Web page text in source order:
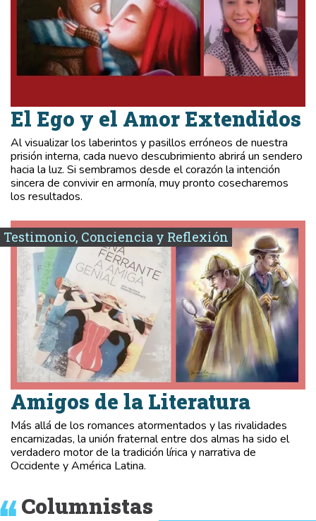
El Ego y el Amor Extendidos
Al visualizar los laberintos y pasillos erróneos de nuestra
prisión interna, cada nuevo descubrimiento abrirá un sendero
hacia la luz. Si sembramos desde el corazón la intención
sincera de convivir en armonía, muy pronto cosecharemos
los resultados.
Testimonio, Conciencia y Reflexión
Amigos de la Literatura
Más allá de los romances atormentados y las rivalidades
encarnizadas, la unión fraternal entre dos almas ha sido el
verdadero motor de la tradición lírica y narrativa de
Occidente y América Latina.
Columnistas